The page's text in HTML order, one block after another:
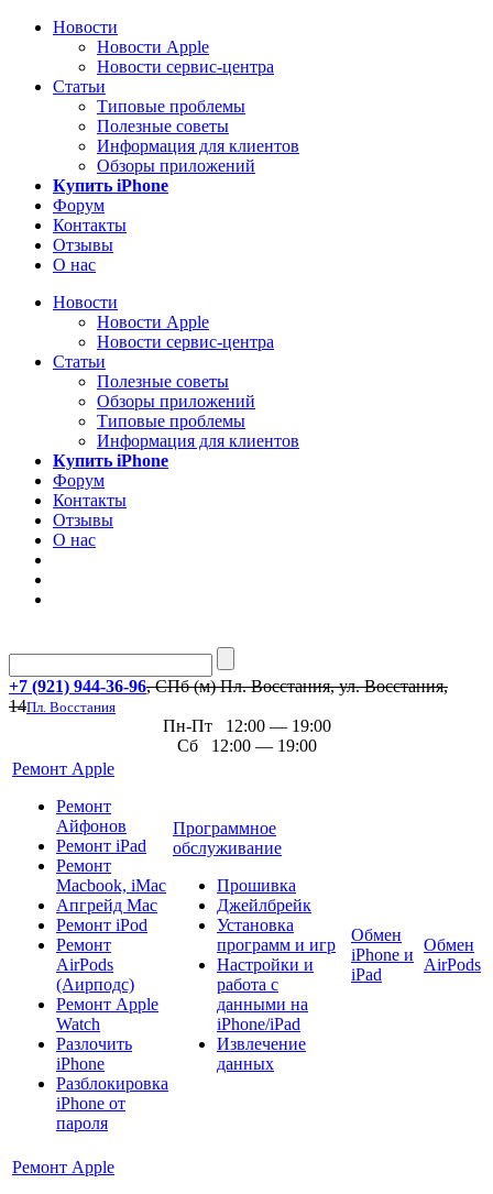
Новости
Новости Apple
Новости сервис-центра
Статьи
Типовые проблемы
Полезные советы
Информация для клиентов
Обзоры приложений
Купить iPhone
Форум
Контакты
Отзывы
О нас
Новости
Новости Apple
Новости сервис-центра
Статьи
Полезные советы
Обзоры приложений
Типовые проблемы
Информация для клиентов
Купить iPhone
Форум
Контакты
Отзывы
О нас
+7 (921) 944-36-96, СПб (м) Пл. Восстания, ул. Восстания,
14Пл. Восстания
Пн-Пт 12:00 — 19:00
Сб 12:00 — 19:00
Ремонт Apple
Ремонт
Айфонов
Ремонт iPad
Ремонт
Macbook, iMac
Апгрейд Mac
Ремонт iPod
Ремонт
AirPods
(Аирподс)
Ремонт Apple
Watch
Разлочить
iPhone
Разблокировка
iPhone от
пароля
Программное
обслуживание
Прошивка
Джейлбрейк
Установка
программ и игр
Настройки и
работа с
данными на
iPhone/iPad
Извлечение
данных
Обмен
iPhone и
iPad
Обмен
AirPods
Ремонт Apple